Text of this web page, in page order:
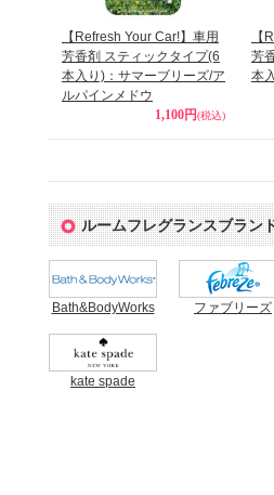
【Refresh Your Car!】車用
芳香剤 スティックタイプ(6
本入り)：サマーブリーズ/ア
ルパインメドウ
1,100円(税込)
【
芳
本
ルームフレグランスブラン
Bath&BodyWorks ファブリーズ
kate spade